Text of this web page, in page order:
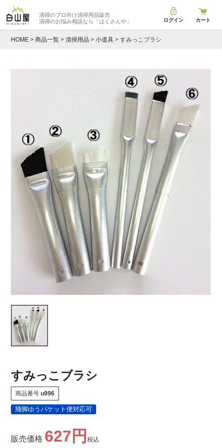
清掃のプロ向け清掃用品販売
清掃のお悩み相談なら 「はくさんや」 ログイン カート
HOME 商品一覧 清掃用品 小道具 すみっこブラシ
すみっこブラシ
商品番号 u996
飛脚ゆうパケット便対応可
販売価格 627 税込